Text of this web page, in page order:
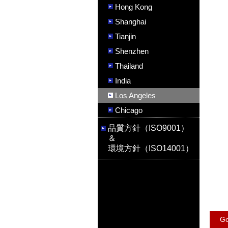
Hong Kong
Shanghai
Tianjin
Shenzhen
Thailand
India
Los Angeles
Chicago
品質方針（ISO9001）
＆
環境方針（ISO14001）